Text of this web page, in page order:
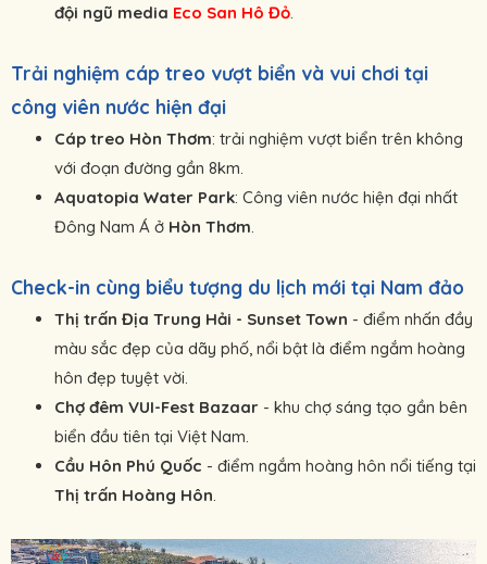
đội ngũ media Eco San Hô Đỏ
Trải nghiệm cáp treo vượt biển và vui chơi tại
công viên nước hiện đại
Cáp treo Hòn Thơm: trải nghiệm vượt biển trên không
với đoạn đường gần 8km.
Aquatopia Water Park: Công viên nước hiện đại nhất
Đông Nam Á ở Hòn Thơm
Check-in cùng biểu tượng du lịch mới tại Nam đảo
Thị trấn Địa Trung Hải - Sunset Town - điểm nhấn đầy
màu sắc đẹp của dãy phố, nổi bật là điểm ngắm hoàng
hôn đẹp tuyệt vời.
Chợ đêm VUI-Fest Bazaar - khu chợ sáng tạo gần bên
biển đầu tiên tại Việt Nam.
Cầu Hôn Phú Quốc - điểm ngắm hoàng hôn nổi tiếng tại
Thị trấn Hoàng Hôn